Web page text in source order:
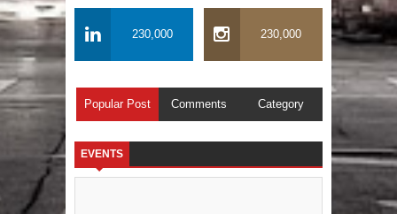
230,000 230,000
Popular Post Comments Category
EVENTS